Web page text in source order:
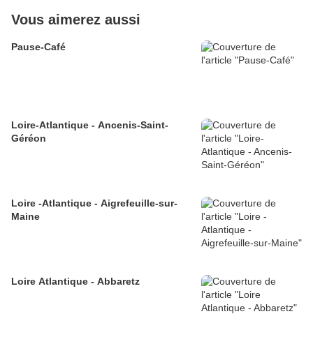
Vous aimerez aussi
Pause-Café
Loire-Atlantique - Ancenis-Saint-
Géréon
Loire -Atlantique - Aigrefeuille-sur-
Maine
Loire Atlantique - Abbaretz